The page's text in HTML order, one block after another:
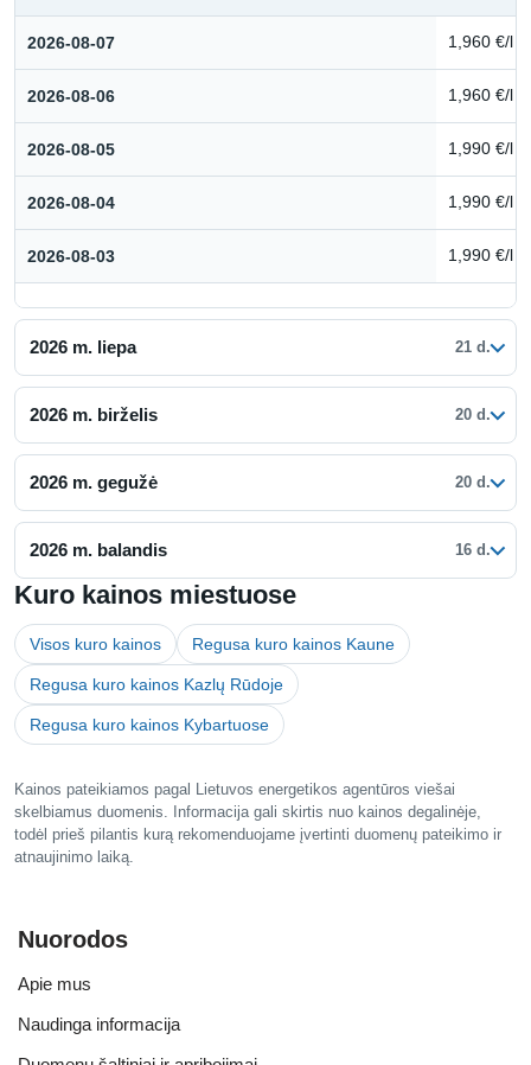
2026-08-07 1,960 €/l
2026-08-06 1,960 €/l
2026-08-05 1,990 €/l
2026-08-04 1,990 €/l
2026-08-03 1,990 €/l
2026 m. liepa 21 d.
2026 m. birželis 20 d.
2026 m. gegužė 20 d.
2026 m. balandis 16 d.
Kuro kainos miestuose
Visos kuro kainos Regusa kuro kainos Kaune
Regusa kuro kainos Kazlų Rūdoje
Regusa kuro kainos Kybartuose
Kainos pateikiamos pagal Lietuvos energetikos agentūros viešai
skelbiamus duomenis. Informacija gali skirtis nuo kainos degalinėje,
todėl prieš pilantis kurą rekomenduojame įvertinti duomenų pateikimo ir
atnaujinimo laiką.
Nuorodos
Apie mus
Naudinga informacija